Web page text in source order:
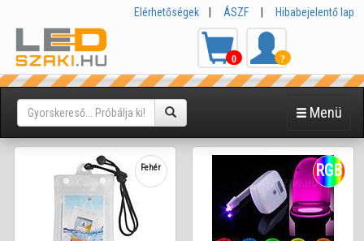
Elérhetőségek ÁSZF Hibabejelentő lap
0 ?
Menü
Fehér RGB